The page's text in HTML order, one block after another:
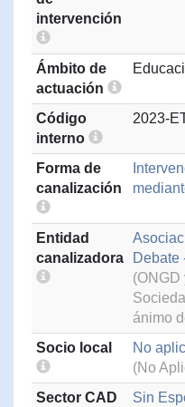
intervención
Ámbito de
actuación
Código
interno
2023-
Forma de
canalización
Entidad
canalizadora
Debate
(ONGD
ánimo
Socio local
No
(No
Sector CAD
Sin